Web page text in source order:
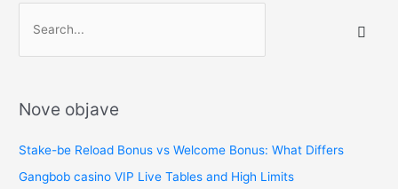
a
c
f
o
Nove objave
Stake-be Reload Bonus vs Welcome Bonus: What Differs
Gangbob casino VIP Live Tables and High Limits